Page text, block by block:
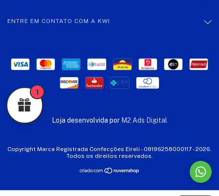
ENTRE EM CONTATO COM A KWI
Loja desenvolvida por M2 Ads Digital
Copyright Marca Registrada Confecções Eireli - 08196258000117 - 2026.
Todos os direitos reservados.
1